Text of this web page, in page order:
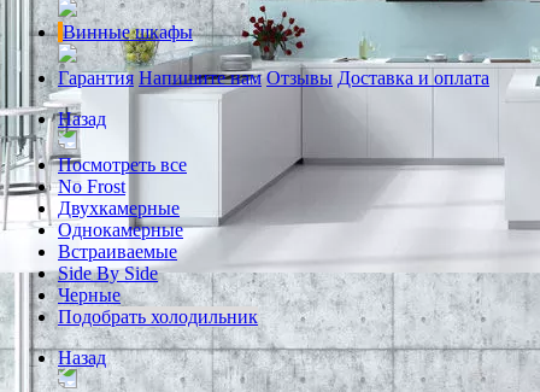
Винные шкафы
Гарантия Напишите нам Отзывы Доставка и оплата
Назад
Посмотреть все
No Frost
Двухкамерные
Однокамерные
Встраиваемые
Side By Side
Черные
Подобрать холодильник
Назад